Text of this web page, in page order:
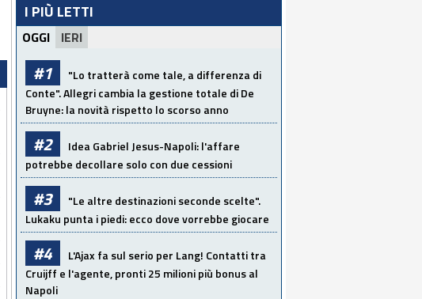
I PIÙ LETTI
OGGI IERI
#1
"Lo tratterà come tale, a differenza di
Conte". Allegri cambia la gestione totale di De
Bruyne: la novità rispetto lo scorso anno
#2
Idea Gabriel Jesus-Napoli: l'affare
potrebbe decollare solo con due cessioni
#3
"Le altre destinazioni seconde scelte".
Lukaku punta i piedi: ecco dove vorrebbe giocare
#4
L'Ajax fa sul serio per Lang! Contatti tra
Cruijff e l'agente, pronti 25 milioni più bonus al
Napoli